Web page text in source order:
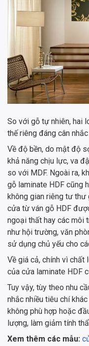
So với gỗ tự nhiên, hai
thế riêng đáng cân
Về độ bền, do mật độ
khả năng chịu lực, va
so với MDF. Ngoài ra,
gỗ laminate HDF cũng
không gian riêng tư thư
cửa từ ván gỗ HDF
ngoại thất hay các môi
như hội trường, văn
sử dụng chủ yếu cho
Về giá cả, chính vì chất
của cửa laminate HDF
Tuy vậy, tùy theo nhu
nhắc nhiều tiêu chí
không phù hợp hoặc
lượng, làm giảm tính
Xem thêm các mẫu: